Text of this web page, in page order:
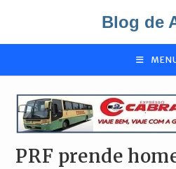
o
Blog de
PRF prende